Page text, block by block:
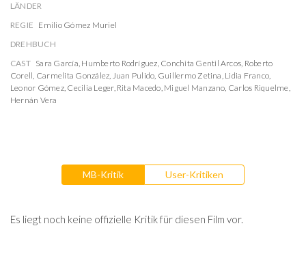
LÄNDER
REGIE Emilio Gómez Muriel
DREHBUCH
CAST Sara García, Humberto Rodríguez, Conchita Gentil Arcos, Roberto
Corell, Carmelita González, Juan Pulido, Guillermo Zetina, Lidia Franco,
Leonor Gómez, Cecilia Leger, Rita Macedo, Miguel Manzano, Carlos Riquelme,
Hernán Vera
MB-Kritik User-Kritiken
Es liegt noch keine offizielle Kritik für diesen Film vor.